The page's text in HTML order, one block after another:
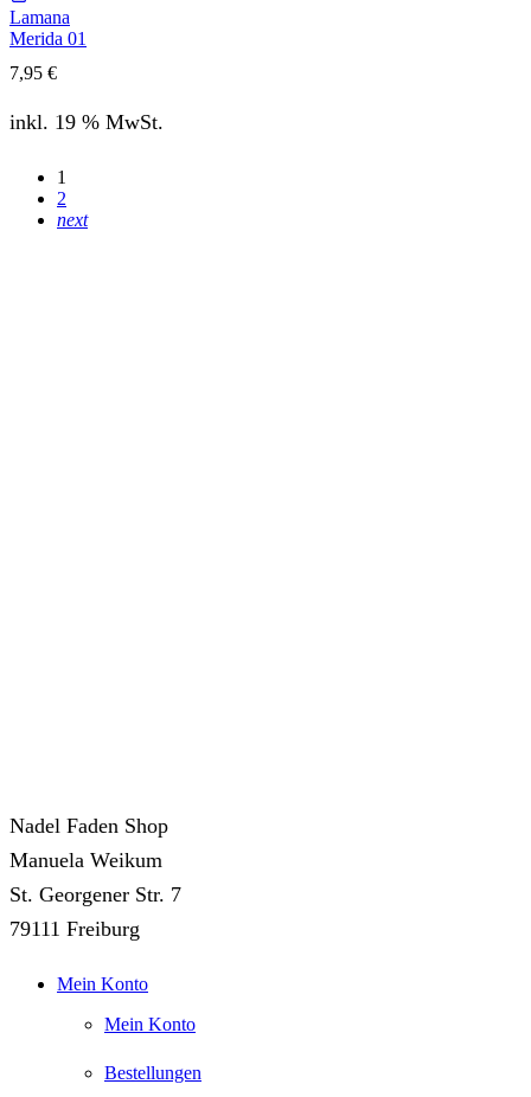
Lamana
Merida 01
7,95 €
inkl. 19 % MwSt.
1
2
next
Nadel Faden Shop
Manuela Weikum
St. Georgener Str. 7
79111 Freiburg
Mein Konto
Mein Konto
Bestellungen